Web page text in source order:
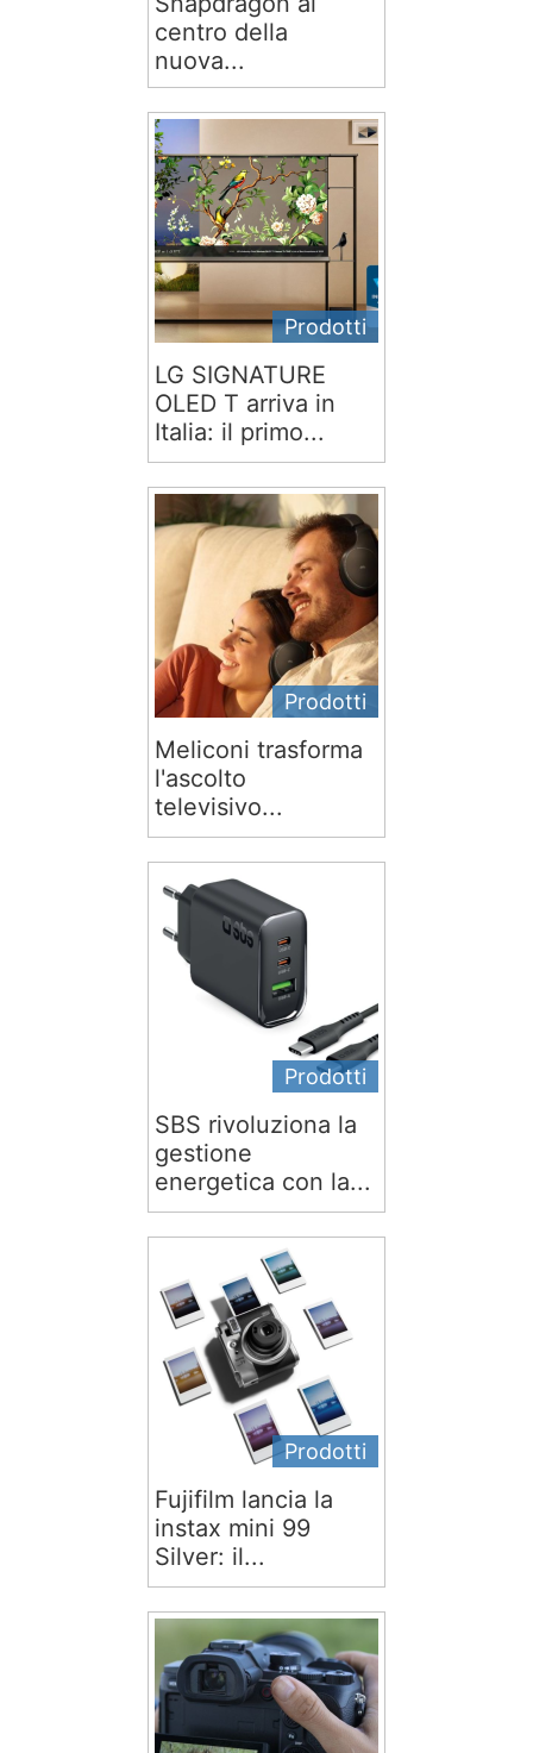
centro della
nuova...
Prodotti
LG SIGNATURE
OLED T arriva in
Italia: il primo...
Prodotti
Meliconi trasforma
l'ascolto
televisivo...
Prodotti
SBS rivoluziona la
gestione
energetica con la...
Prodotti
Fujifilm lancia la
instax mini 99
Silver: il...